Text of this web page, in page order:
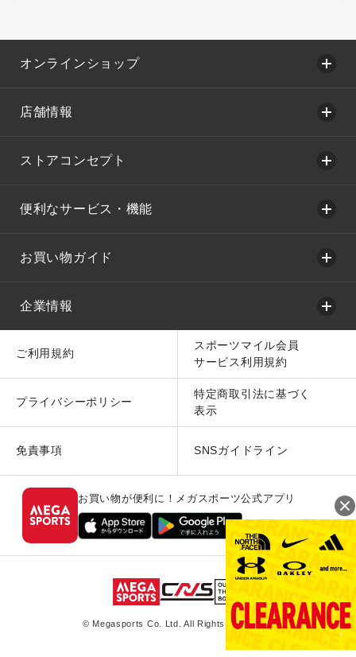
オンラインショップ
店舗情報
ストアコンセプト
便利なサービス・機能
お買い物ガイド
企業情報
ご利用規約
スポーツマイル会員
サービス利用規約
プライバシーポリシー
特定商取引法に基づく
表示
免責事項 SNSガイドライン
お買い物が便利に！メガスポーツ公式アプリ
© Megasports Co. Ltd. All Rights Reserved.